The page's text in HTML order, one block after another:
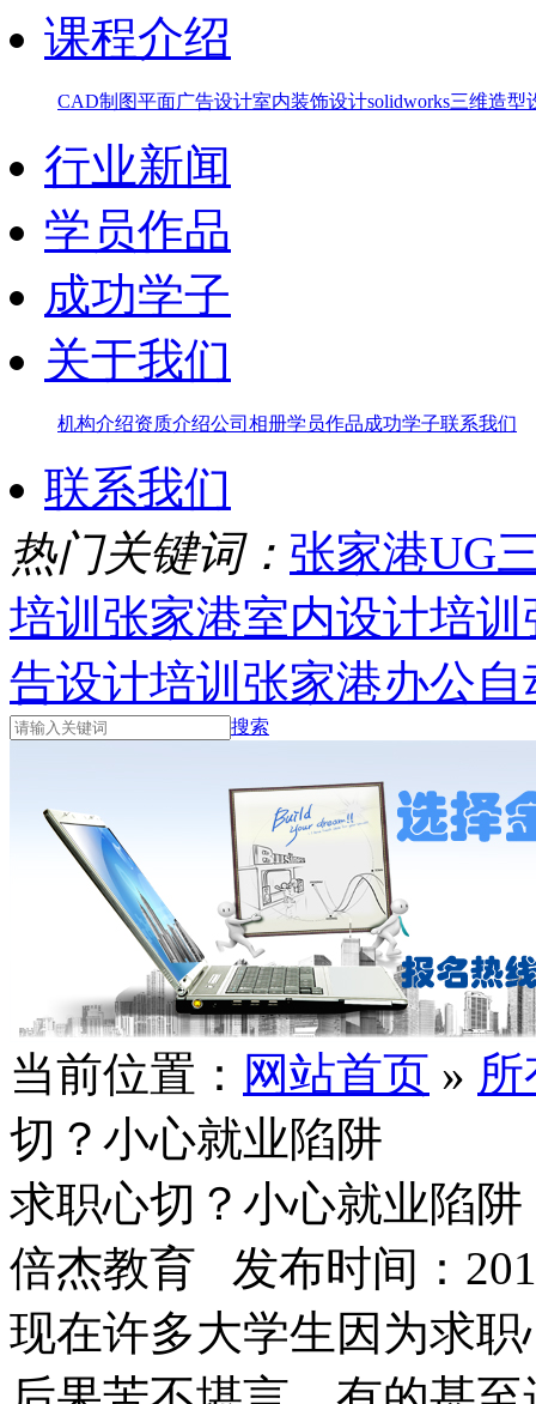
课程介绍
CAD制图平面广告设计室内装饰设计solidworks三维造型
行业新闻
学员作品
成功学子
关于我们
机构介绍资质介绍公司相册学员作品成功学子联系我们
联系我们
热门关键词： 张家港UG
培训 张家港室内设计培训
告设计培训 张家港办公
搜索
当前位置： 网站首页 »
切？小心就业陷阱
求职心切？小心就业陷阱
倍杰教育 发布时间：
现在许多大学生因为求